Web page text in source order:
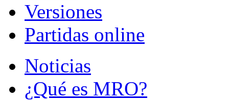
Versiones
Partidas online
Noticias
¿Qué es MRO?